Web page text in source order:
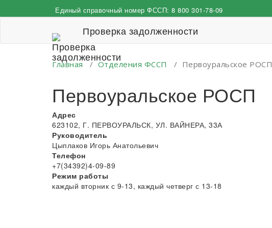
к
Единый справочный номер ФССП: 8 800 301-78-09
Проверка задолженности
Главная / Отделения ФССП / Первоуральское РОСП
Первоуральское РОСП
Адрес
623102, Г. ПЕРВОУРАЛЬСК, УЛ. ВАЙНЕРА, 33А
Руководитель
Цыплаков Игорь Анатольевич
Телефон
+7(34392)4-09-89
Режим работы
каждый вторник с 9-13, каждый четверг с 13-18